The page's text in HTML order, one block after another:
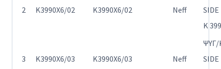
2 K3990X6/02 K3990X6/02 Neff
SIDE
K
3 K3990X6/03 K3990X6/03 Neff
SIDE